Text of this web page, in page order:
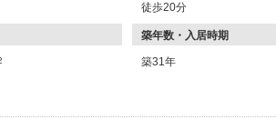
徒歩20分
築年数・入居時期
築31年